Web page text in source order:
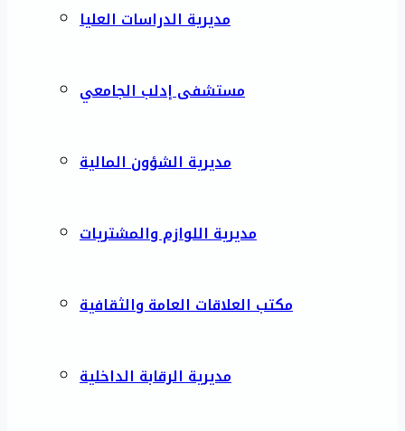
مديرية الدراسات العليا
مستشفى إدلب الجامعي
مديرية الشؤون المالية
مديرية اللوازم والمشتريات
مكتب العلاقات العامة والثقافية
مديرية الرقابة الداخلية